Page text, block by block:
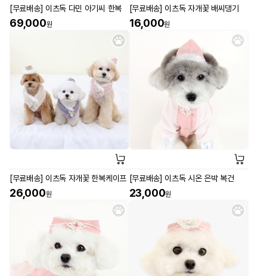
[무료배송] 이츠독 다민 아기씨 한복
69,000원
[무료배송] 이츠독 자개꽃 배씨댕기
16,000원
[무료배송] 이츠독 자개꽃 한복케이프
26,000원
[무료배송] 이츠독 시온 은박 복건
23,000원